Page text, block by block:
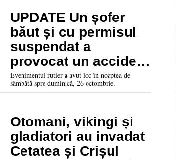
UPDATE Un șofer
băut și cu permisul
suspendat a
provocat un accident
mortal în Bihor. O
tânără și-a pierdut
Evenimentul rutier a avut loc în noaptea de
sâmbătă spre duminică, 26 octombrie.
Otomani, vikingi și
gladiatori au invadat
Cetatea și Crișul